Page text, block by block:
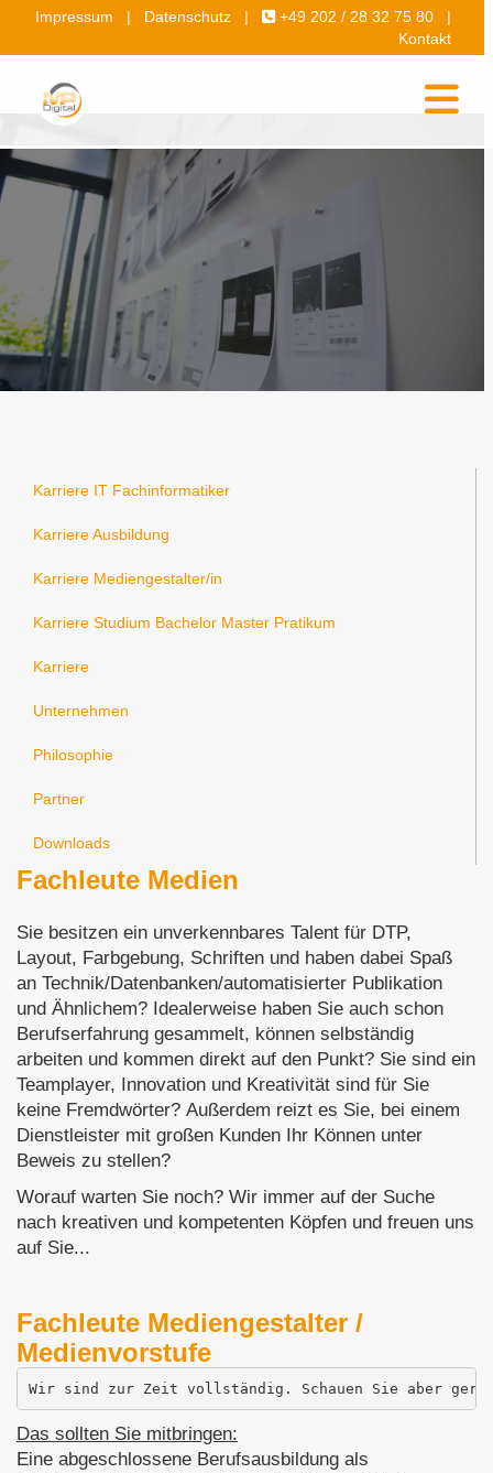
Impressum | Datenschutz | +49 202 / 28 32 75 80 |
Kontakt
Karriere bei MPDigital
Verstärken Sie unser Team
Karriere IT Fachinformatiker
Karriere Ausbildung
Karriere Mediengestalter/in
Karriere Studium Bachelor Master Pratikum
Karriere
Unternehmen
Philosophie
Partner
Downloads
Fachleute Medien
Sie besitzen ein unverkennbares Talent für DTP,
Layout, Farbgebung, Schriften und haben dabei Spaß
an Technik/Datenbanken/automatisierter Publikation
und Ähnlichem? Idealerweise haben Sie auch schon
Berufserfahrung gesammelt, können selbständig
arbeiten und kommen direkt auf den Punkt? Sie sind ein
Teamplayer, Innovation und Kreativität sind für Sie
keine Fremdwörter? Außerdem reizt es Sie, bei einem
Dienstleister mit großen Kunden Ihr Können unter
Beweis zu stellen?
Worauf warten Sie noch? Wir immer auf der Suche
nach kreativen und kompetenten Köpfen und freuen uns
auf Sie...
Fachleute Mediengestalter /
Medienvorstufe
Wir sind zur Zeit vollständig. Schauen Sie aber
Das sollten Sie mitbringen:
Eine abgeschlossene Berufsausbildung als